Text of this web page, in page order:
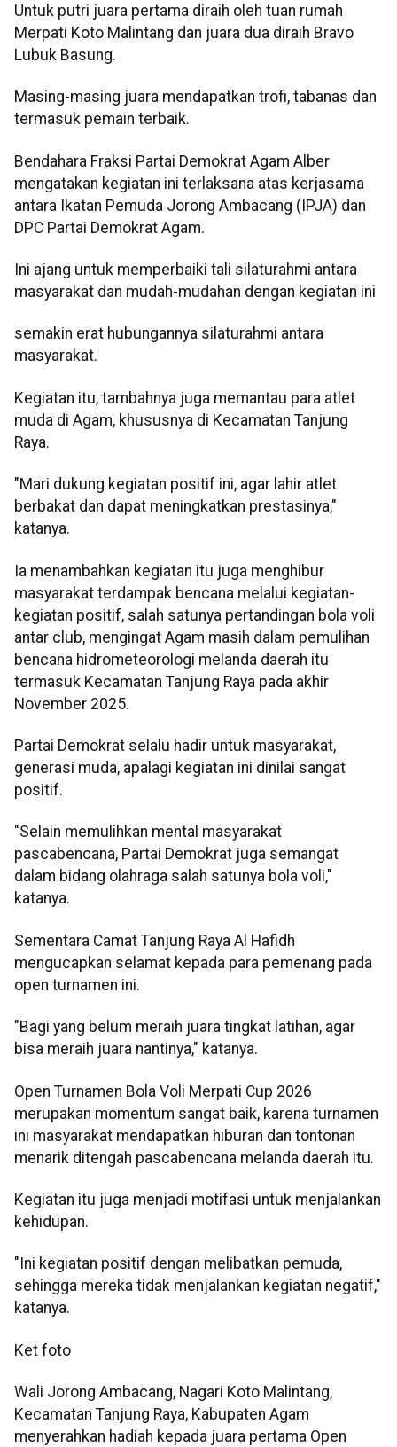
Untuk putri juara pertama diraih oleh tuan rumah
Merpati Koto Malintang dan juara dua diraih Bravo
Lubuk Basung.
Masing-masing juara mendapatkan trofi, tabanas dan
termasuk pemain terbaik.
Bendahara Fraksi Partai Demokrat Agam Alber
mengatakan kegiatan ini terlaksana atas kerjasama
antara Ikatan Pemuda Jorong Ambacang (IPJA) dan
DPC Partai Demokrat Agam.
Ini ajang untuk memperbaiki tali silaturahmi antara
masyarakat dan mudah-mudahan dengan kegiatan ini
semakin erat hubungannya silaturahmi antara
masyarakat.
Kegiatan itu, tambahnya juga memantau para atlet
muda di Agam, khususnya di Kecamatan Tanjung
Raya.
"Mari dukung kegiatan positif ini, agar lahir atlet
berbakat dan dapat meningkatkan prestasinya,"
katanya.
Ia menambahkan kegiatan itu juga menghibur
masyarakat terdampak bencana melalui kegiatan-
kegiatan positif, salah satunya pertandingan bola voli
antar club, mengingat Agam masih dalam pemulihan
bencana hidrometeorologi melanda daerah itu
termasuk Kecamatan Tanjung Raya pada akhir
November 2025.
Partai Demokrat selalu hadir untuk masyarakat,
generasi muda, apalagi kegiatan ini dinilai sangat
positif.
"Selain memulihkan mental masyarakat
pascabencana, Partai Demokrat juga semangat
dalam bidang olahraga salah satunya bola voli,"
katanya.
Sementara Camat Tanjung Raya Al Hafidh
mengucapkan selamat kepada para pemenang pada
open turnamen ini.
"Bagi yang belum meraih juara tingkat latihan, agar
bisa meraih juara nantinya," katanya.
Open Turnamen Bola Voli Merpati Cup 2026
merupakan momentum sangat baik, karena turnamen
ini masyarakat mendapatkan hiburan dan tontonan
menarik ditengah pascabencana melanda daerah itu.
Kegiatan itu juga menjadi motifasi untuk menjalankan
kehidupan.
"Ini kegiatan positif dengan melibatkan pemuda,
sehingga mereka tidak menjalankan kegiatan negatif,"
katanya.
Ket foto
Wali Jorong Ambacang, Nagari Koto Malintang,
Kecamatan Tanjung Raya, Kabupaten Agam
menyerahkan hadiah kepada juara pertama Open